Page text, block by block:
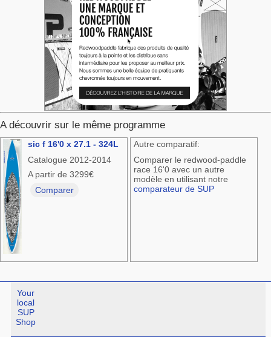
A découvrir sur le même programme
sic f 16'0 x 27.1 - 324L
Catalogue 2012-2014
A partir de 3299€
Comparer
Autre comparatif:
Comparer le redwood-paddle
race 16'0 avec un autre
modèle en utilisant notre
comparateur de SUP
Your
local
SUP
Shop